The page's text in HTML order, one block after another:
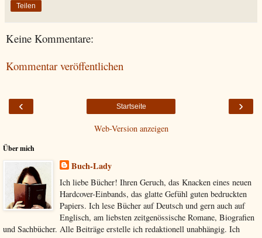
Teilen
Keine Kommentare:
Kommentar veröffentlichen
‹ ›
Startseite
Web-Version anzeigen
Über mich
Buch-Lady
Ich liebe Bücher! Ihren Geruch, das Knacken eines neuen
Hardcover-Einbands, das glatte Gefühl guten bedruckten
Papiers. Ich lese Bücher auf Deutsch und gern auch auf
Englisch, am liebsten zeitgenössische Romane, Biografien
und Sachbücher. Alle Beiträge erstelle ich redaktionell unabhängig. Ich